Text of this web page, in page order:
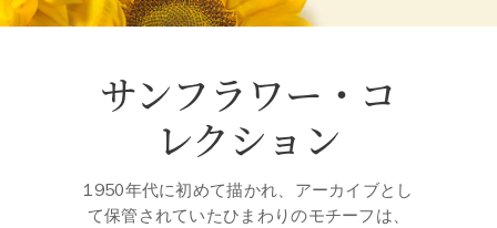
サンフラワー・コ
レクション
1950年代に初めて描かれ、アーカイブとし
て保管されていたひまわりのモチーフは、